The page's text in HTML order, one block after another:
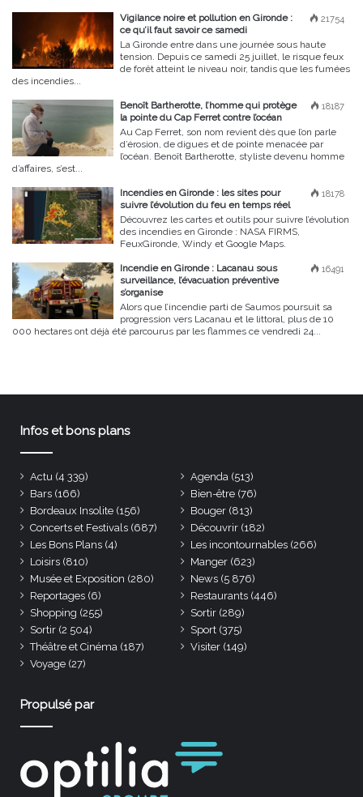
21754
Vigilance noire et pollution en Gironde :
ce qu’il faut savoir ce samedi
La Gironde entre dans une journée sous haute
tension. Depuis ce samedi 25 juillet, le risque feux
de forêt atteint le niveau noir, tandis que les fumées
des incendies...
18187
Benoît Bartherotte, l’homme qui protège
la pointe du Cap Ferret contre l’océan
Au Cap Ferret, son nom revient dès que l’on parle
d’érosion, de digues et de pointe menacée par
l’océan. Benoît Bartherotte, styliste devenu homme
d’affaires, s’est...
18178
Incendies en Gironde : les sites pour
suivre l’évolution du feu en temps réel
Découvrez les cartes et outils pour suivre l’évolution
des incendies en Gironde : NASA FIRMS,
FeuxGironde, Windy et Google Maps.
16491
Incendie en Gironde : Lacanau sous
surveillance, l’évacuation préventive
s’organise
Alors que l’incendie parti de Saumos poursuit sa
progression vers Lacanau et le littoral, plus de 10
000 hectares ont déjà été parcourus par les flammes ce vendredi 24...
Infos et bons plans
Actu (4 339) Agenda (513)
Bars (166) Bien-être (76)
Bordeaux Insolite (156) Bouger (813)
Concerts et Festivals (687) Découvrir (182)
Les Bons Plans (4) Les incontournables (266)
Loisirs (810) Manger (623)
Musée et Exposition (280) News (5 876)
Reportages (6) Restaurants (446)
Shopping (255) Sortir (289)
Sortir (2 504) Sport (375)
Théâtre et Cinéma (187) Visiter (149)
Voyage (27)
Propulsé par